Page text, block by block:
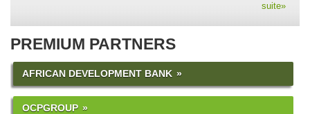
suite»
PREMIUM PARTNERS
AFRICAN DEVELOPMENT BANK
OCPGROUP